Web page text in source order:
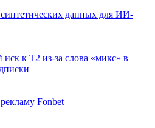
данных для ИИ-
к Т2 из-за слова «микс» в
Fonbet